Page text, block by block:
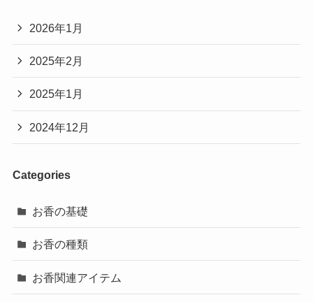
2026年1月
2025年2月
2025年1月
2024年12月
Categories
お香の基礎
お香の種類
お香関連アイテム